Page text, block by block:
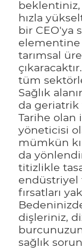
beklentiniz,
hızla
bir CEO'ya
elementine
tarımsal
tüm
Sağlık
da geriatrik
Tarihe olan
yöneticisi
mümkün
da
titizlikle
endüstriyel
fırsatları
dişleriniz,
sağlık